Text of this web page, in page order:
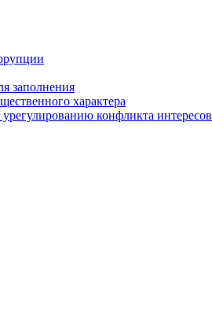
заполнения
характера
конфликта интересов